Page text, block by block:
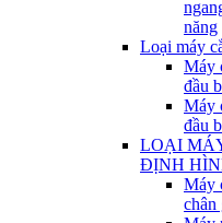
năng
Loại máy
Máy
đầu
Máy
đầu
LOẠI
ĐỊNH
Máy
chân